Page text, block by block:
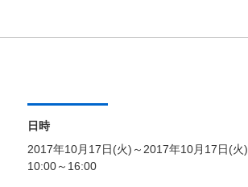
日時
2017年10月17日(火)～2017年10月17日(火)
10:00～16:00